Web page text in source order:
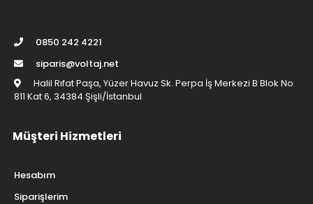
0850 242 4221
siparis@voltaj.net
Halil Rıfat Paşa, Yüzer Havuz Sk. Perpa İş Merkezi B Blok No
811 Kat 6, 34384 Şişli/İstanbul
Müşteri Hizmetleri
Hesabım
Siparişlerim